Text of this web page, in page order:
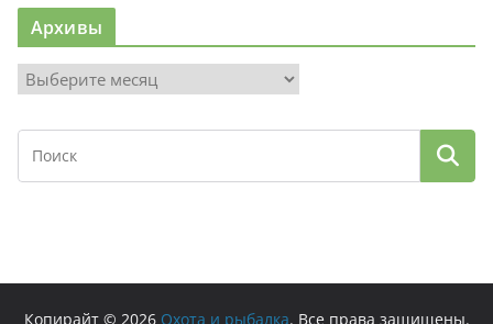
Архивы
р
х
в
Копирайт © 2026 Охота и рыбалка. Все права защищены.